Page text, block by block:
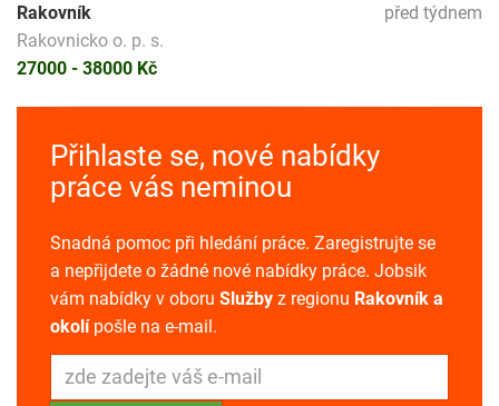
před týdnem
Rakovník
Rakovnicko o. p. s.
27000 - 38000 Kč
Přihlaste se, nové nabídky
práce vás neminou
Snadná pomoc při hledání práce. Zaregistrujte se
a nepřijdete o žádné nové nabídky práce. Jobsik
vám nabídky v oboru Služby z regionu Rakovník a
okolípošle na e-mail.